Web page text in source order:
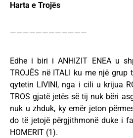
Harta e Trojës
————————————
Edhe i biri i ANHIZIT ENEA u
TROJËS në ITALI ku me një grup
qytetin LIVINI, nga i cili u krijua
TROS gjatë jetës së tij nuk bëri
nuk u zhduk, ky emër jeton
do të jetojë përgjithmonë duke i
HOMERIT (1).